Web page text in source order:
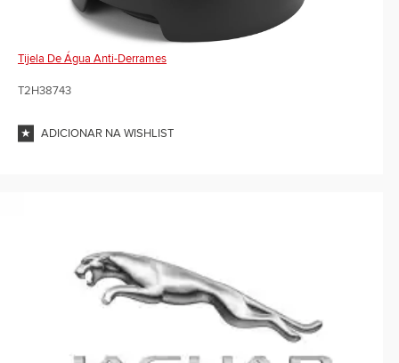
Tijela De Água Anti-Derrames
T2H38743
ADICIONAR NA WISHLIST